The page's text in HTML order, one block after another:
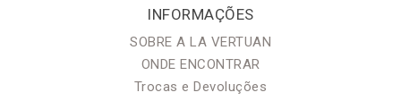
INFORMAÇÕES
SOBRE A LA VERTUAN
ONDE ENCONTRAR
Trocas e Devoluções